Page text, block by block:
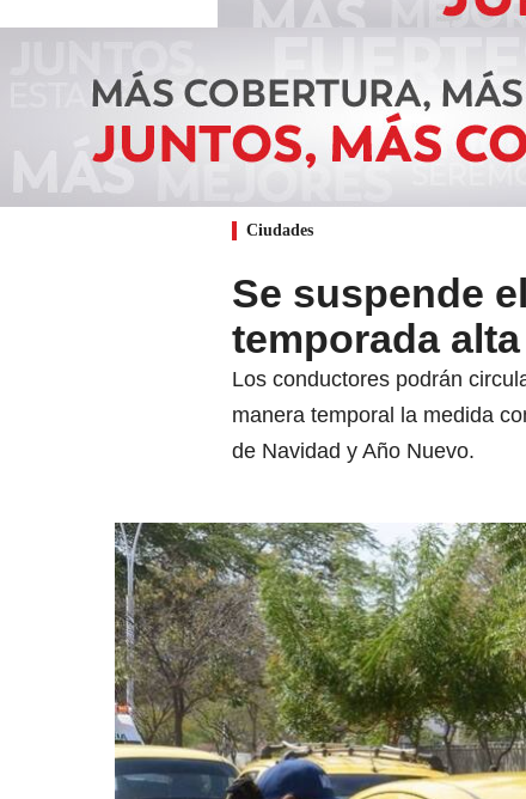
Ciudades
Se suspende
temporada
Los conductores podrán
manera temporal la medida
de Navidad y Año Nuevo.